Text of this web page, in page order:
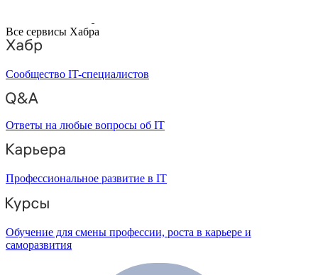
Все сервисы Хабра
Сообщество IT-специалистов
Ответы на любые вопросы об IT
Профессиональное развитие в IT
Обучение для смены профессии, роста в карьере и
саморазвития